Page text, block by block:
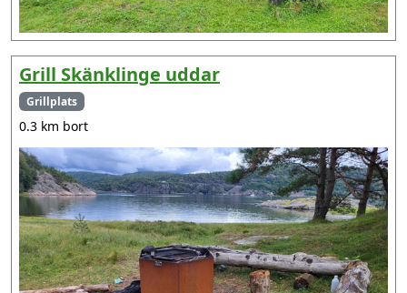
Grill Skänklinge uddar
Grillplats
0.3 km bort